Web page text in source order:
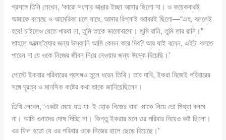
প্রসঙ্গে তিনি লেখেন, ‘কারো সংসার ভাঙার ইচ্ছা আমার ছিলো না। ও কয়েকবারই
আমাকে বলেছে ও আমেরিকা চলে যাবে, আমার রিপ্লাই বরাবরই ছিলো—“এহ, বললেই
হবে! চাইলেও যেতে পারবা না, তুমি তাকে ভালোবাসো। তুমি রানি, তুমি তার রানি।”
তাহলে আত্মহ’ত্যার জন্য উস্কানি আমি কেমন করে দিব? আর যাই বলেন, এইটা বলতে
পারেন না যে ওকে নিজের জীবন নিয়ে নেওয়ার জন্য উস্কে দিয়েছি।’
পোস্টে ইকরার পরিবারের প্রসঙ্গও তুলে ধরেন তিথি। তার দাবি, ইকরা নিজেই পরিবারের
সঙ্গে দূরত্ব ও মানসিক কষ্টের কথা তাকে জানিয়েছিলেন।
তিথি লেখেন, ‘একটা মেয়ে যত যা–ই হোক নিজের বাবা–মাকে নিয়ে তো মিথ্যা বলবে
না। আমি ওনাদের দোষ দিচ্ছি না। কিন্তু ইকরার মনে ওর পরিবার নিয়েও কষ্ট ছিলো।
ওর ফিল হতো যে ওর পরিবার ওকে নিজের হালে ছেড়ে দিয়েছে।’